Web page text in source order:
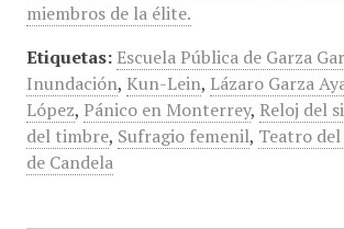
miembros de la élite.
Etiquetas: Escuela Pública de Garza
Inundación, Kun-Lein, Lázaro Garza
López, Pánico en Monterrey, Reloj del
del timbre, Sufragio femenil, Teatro
de Candela